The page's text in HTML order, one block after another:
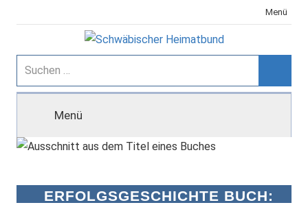
Inhalt
Menü
Schwäbischer
Heimatbund
Suchen
nach:
Menü
ERFOLGSGESCHICHTE BUCH: